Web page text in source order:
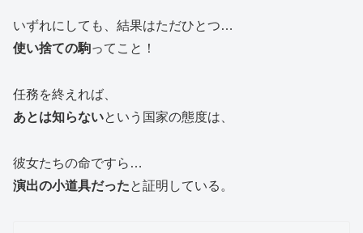
いずれにしても、結果はただひとつ…
使い捨ての駒ってこと！
任務を終えれば、
あとは知らないという国家の態度は、
彼女たちの命ですら…
演出の小道具だったと証明している。